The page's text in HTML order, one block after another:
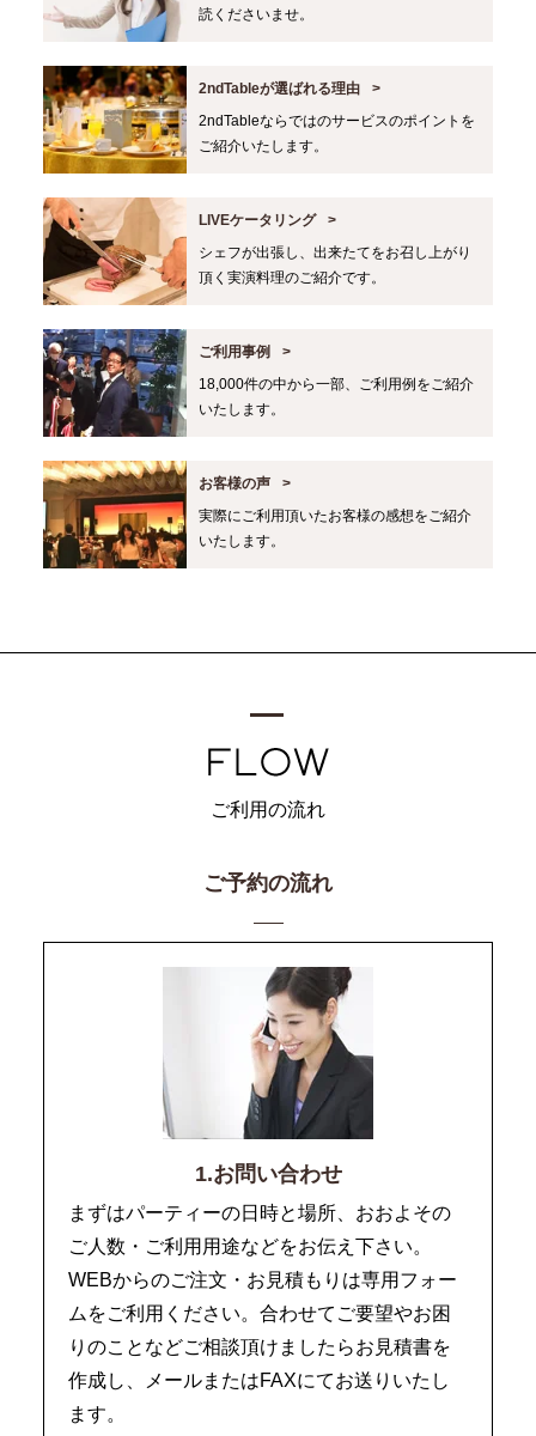
読くださいませ。
2ndTableが選ばれる理由
2ndTableならではのサービスのポイントを
ご紹介いたします。
LIVEケータリング
シェフが出張し、出来たてをお召し上がり
頂く実演料理のご紹介です。
ご利用事例
18,000件の中から一部、ご利用例をご紹介
いたします。
お客様の声
実際にご利用頂いたお客様の感想をご紹介
いたします。
ご利用の流れ
ご予約の流れ
1.お問い合わせ
まずはパーティーの日時と場所、おおよその
ご人数・ご利用用途などをお伝え下さい。
WEBからのご注文・お見積もりは専用フォー
ムをご利用ください。合わせてご要望やお困
りのことなどご相談頂けましたらお見積書を
作成し、メールまたはFAXにてお送りいたし
ます。